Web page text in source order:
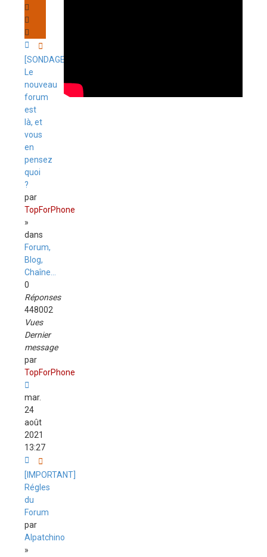
[SONDAGE]
Le
nouveau
forum
est
là, et
vous
en
pensez
quoi
?
par
TopForPhone
»
dans
Forum,
Blog,
Chaîne...
0
Réponses
448002
Vues
Dernier
message
par
TopForPhone
mar.
24
août
2021
13:27
[IMPORTANT]
Régles
du
Forum
par
Alpatchino
»